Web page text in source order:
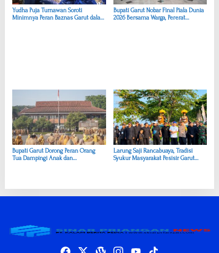
Yudha Puja Turnawan Soroti
Minimnya Peran Baznas Garut dalam
Bupati Garut Nobar Final Piala Dunia
2026 Bersama Warga, Pererat
Bupati Garut Dorong Peran Orang
Tua Dampingi Anak dan
Larung Saji Rancabuaya, Tradisi
Syukur Masyarakat Pesisir Garut